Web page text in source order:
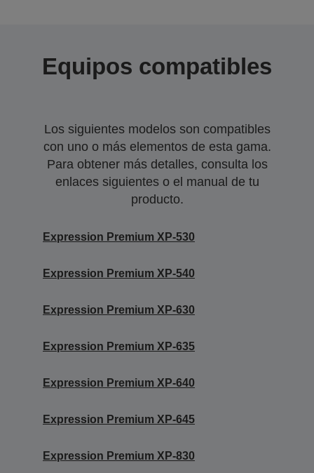
Equipos compatibles
Los siguientes modelos son compatibles
con uno o más elementos de esta gama.
Para obtener más detalles, consulta los
enlaces siguientes o el manual de tu
producto.
Expression Premium XP-530
Expression Premium XP-540
Expression Premium XP-630
Expression Premium XP-635
Expression Premium XP-640
Expression Premium XP-645
Expression Premium XP-830